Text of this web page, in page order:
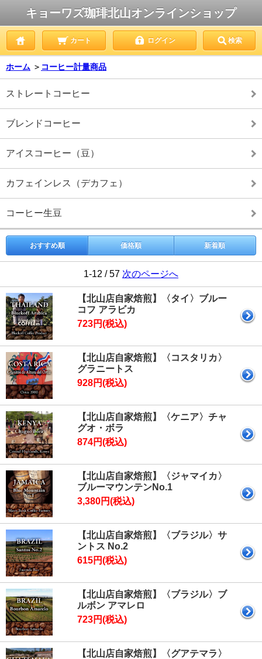
キョーワズ珈琲北山オンラインショップ
カート ログイン 検索
ホーム ＞ コーヒー計量商品
ストレートコーヒー
ブレンドコーヒー
アイスコーヒー（豆）
カフェインレス（デカフェ）
コーヒー生豆
おすすめ順 価格順 新着順
1-12 / 57 次のページへ
【北山店自家焙煎】〈タイ〉ブルー
コフ アラビカ
723円(税込)
【北山店自家焙煎】〈コスタリカ〉
グラニートス
928円(税込)
【北山店自家焙煎】〈ケニア〉チャ
グオ・ボラ
874円(税込)
【北山店自家焙煎】〈ジャマイカ〉
ブルーマウンテンNo.1
3,380円(税込)
【北山店自家焙煎】〈ブラジル〉サ
ントス No.2
615円(税込)
【北山店自家焙煎】〈ブラジル〉ブ
ルボン アマレロ
723円(税込)
【北山店自家焙煎】〈グアテマラ〉